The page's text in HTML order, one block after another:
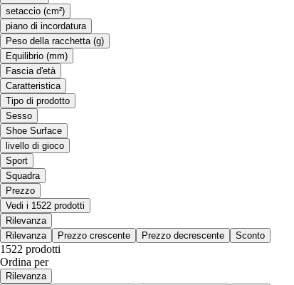
setaccio (cm²)
piano di incordatura
Peso della racchetta (g)
Equilibrio (mm)
Fascia d'età
Caratteristica
Tipo di prodotto
Sesso
Shoe Surface
livello di gioco
Sport
Squadra
Prezzo
Vedi i 1522 prodotti
Rilevanza
Rilevanza
Prezzo crescente Prezzo decrescente Sconto
1522 prodotti
Ordina per
Rilevanza